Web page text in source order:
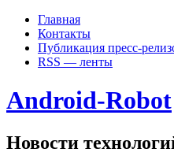
Главная
Контакты
Публикация пресс-
RSS — ленты
Android-Robot
Новости